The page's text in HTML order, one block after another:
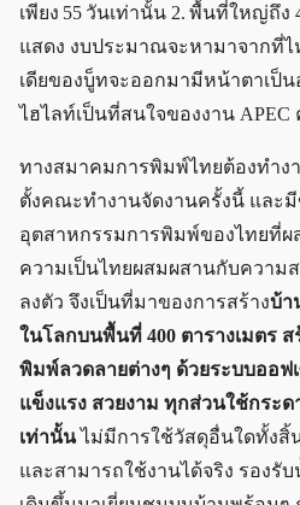
เพียง 55 วันเท่านั้น 2. พื้นที่ใหญ่ถึง
แสดง งบประมาณจะหามาจากที่ไ
เดียของบู็ทจะออกมามีหน้าตาเป็น
ไฮไลท์เป็นที่สนใจของงาน APEC
ทางสมาคมการพิมพ์ไทยต้องทำง
ตั้งคณะทำงานจัดงานครั้งนี้ และ
อุตสาหกรรมการพิมพ์ของไทยที่
ความเป็นไทยผสมผสานกับความ
ลงตัว จึงเป็นที่มาของการสร้างบ้า
ในโลกบนพื้นที่ 400 ตารางเมตร
พิมพ์ลวดลายต่างๆ ด้วยระบบออฟ
แข็งแรง สวยงาม ทุกส่วนใช้กระด
เท่านั้นไม่มีการใช้วัสดุอื่นใดทั้งสิ้
และสามารถใช้งานได้จริง รอง